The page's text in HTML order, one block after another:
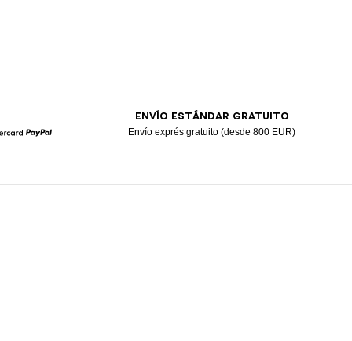
ENVÍO ESTÁNDAR GRATUITO
Envío exprés gratuito (desde 800 EUR)